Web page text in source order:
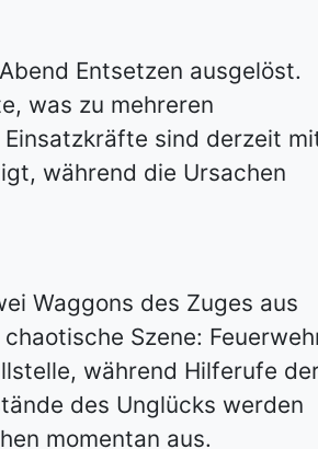
Entsetzen ausgelöst.
was zu mehreren
sind derzeit
während die Ursachen
Waggons des Zuges aus
Szene:
während Hilferufe
des Unglücks werden
momentan aus.